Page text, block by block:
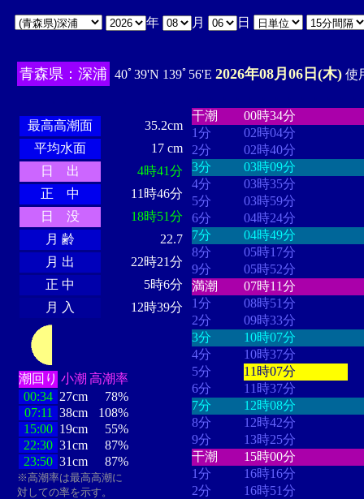
年 月 日
青森県：深浦 40ﾟ39'N 139ﾟ56'E 2026年08月06日(木) 使
最高高潮面
35.2cm
平均水面
17 cm
日 出
4時41分
正 中
11時46分
日 没
18時51分
月 齢
22.7
月 出
22時21分
正 中
5時6分
月 入
12時39分
潮回り 小潮 高潮率
00:34 27cm
78%
07:11
38cm
108%
15:00 19cm
55%
22:30 31cm
87%
23:50 31cm 87%
※高潮率は最高高潮に
対しての率を示す。
干潮
00時34分
1分
02時04分
2分
02時40分
3分
03時09分
4分
03時35分
5分
03時59分
6分
04時24分
7分
04時49分
8分
05時17分
9分
05時52分
満潮
07時11分
1分
08時51分
2分
09時33分
3分
10時07分
4分
10時37分
5分
11時07分
6分
11時37分
7分
12時08分
8分
12時42分
9分
13時25分
干潮
15時00分
1分
16時16分
2分
16時51分